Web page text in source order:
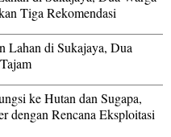
Tiga Rekomendasi
Lahan di Sukajaya, Dua
ke Hutan dan Sugapa,
Rencana Eksploitasi